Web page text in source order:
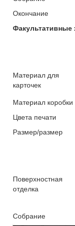
Окончание
Факультативные
Материал для
карточек
Материал коробки
Цвета печати
Размер/размер
Поверхностная
отделка
Собрание